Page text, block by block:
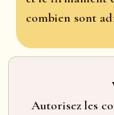
combien sont
Autorisez les